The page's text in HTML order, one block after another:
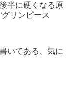
半に硬くなる原
グリンピース
いてある、気に